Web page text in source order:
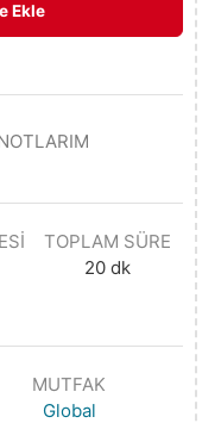
Ekle
TOPLAM SÜRE
20 dk
MUTFAK
Global